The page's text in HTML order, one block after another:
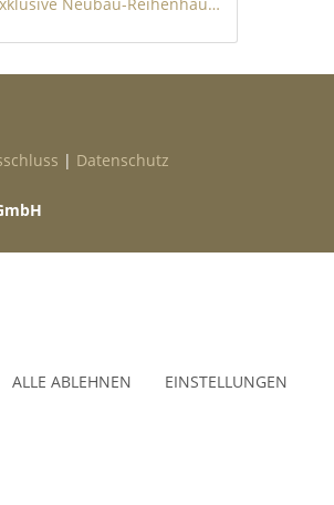
| Datenschutz
ALLE ABLEHNEN EINSTELLUNGEN